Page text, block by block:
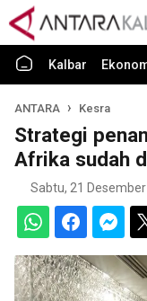
Kalbar
ANTARA Kesra
Strategi
Afrika sudah
Sabtu, 21